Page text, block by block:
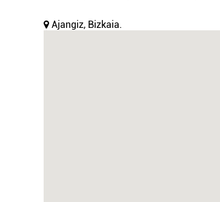
Ajangiz, Bizkaia.